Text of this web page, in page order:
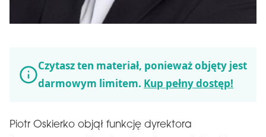
Czytasz ten materiał, ponieważ objęty jest
darmowym limitem. Kup pełny dostęp!
Piotr Oskierko objął funkcję dyrektora